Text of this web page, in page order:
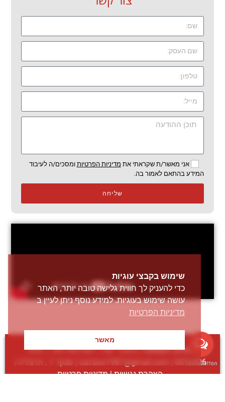
אני מאשר/ת שקראתי את מדיניות הפרטיות ומסכים/ה לעיבוד
המידע בהתאם לאמור בה.
שליחה
מחוץ לקופסה| מספר ישיר:09-7401987
/
054-
6811426
out.box1987@gmail.com
| שנקר 1 , הרצליה |
הצהרת נגישות|מדיניות פרטיות
שימוש בקבצי עוגיות
כדי להעניק לך חווית גלישה טובה יותר, האתר
עושה שימוש בעוגיות. למידע נוסף ניתן לעיין ב
מדיניות הפרטיות
מאשר